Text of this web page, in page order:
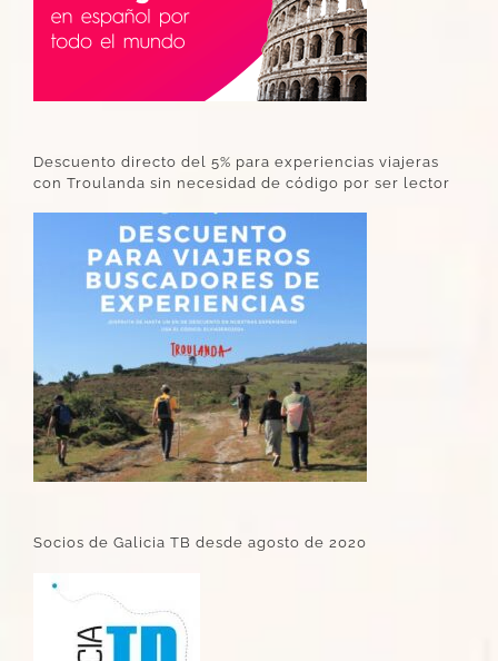
Descuento directo del 5% para experiencias viajeras
con Troulanda sin necesidad de código por ser lector
Socios de Galicia TB desde agosto de 2020